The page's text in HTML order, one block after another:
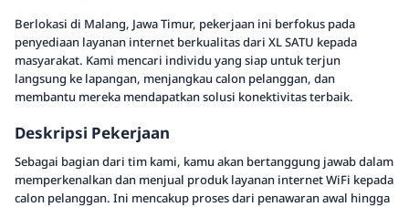
Berlokasi di Malang, Jawa Timur, pekerjaan ini berfokus pada
penyediaan layanan internet berkualitas dari XL SATU kepada
masyarakat. Kami mencari individu yang siap untuk terjun
langsung ke lapangan, menjangkau calon pelanggan, dan
membantu mereka mendapatkan solusi konektivitas terbaik.
Deskripsi Pekerjaan
Sebagai bagian dari tim kami, kamu akan bertanggung jawab dalam
memperkenalkan dan menjual produk layanan internet WiFi kepada
calon pelanggan. Ini mencakup proses dari penawaran awal hingga